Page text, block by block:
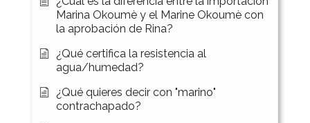
Marina Okoumè y el Marine Okoumè con
la aprobación de Rina?
¿Qué certifica la resistencia al
agua/humedad?
¿Qué quieres decir con "marino"
contrachapado?